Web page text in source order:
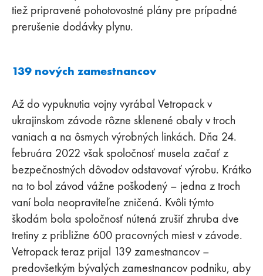
tiež pripravené pohotovostné plány pre prípadné
prerušenie dodávky plynu.
139 nových zamestnancov
Až do vypuknutia vojny vyrábal Vetropack v
ukrajinskom závode rôzne sklenené obaly v troch
vaniach a na ôsmych výrobných linkách. Dňa 24.
februára 2022 však spoločnosť musela začať z
bezpečnostných dôvodov odstavovať výrobu. Krátko
na to bol závod vážne poškodený – jedna z troch
vaní bola neopraviteľne zničená. Kvôli týmto
škodám bola spoločnosť nútená zrušiť zhruba dve
tretiny z približne 600 pracovných miest v závode.
Vetropack teraz prijal 139 zamestnancov –
predovšetkým bývalých zamestnancov podniku, aby